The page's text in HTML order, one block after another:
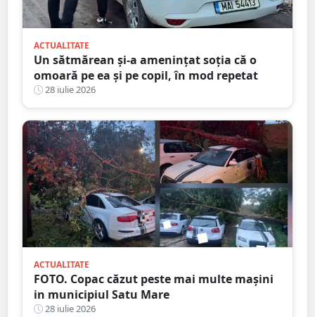
ACTUALITATE
Un sătmărean și-a amenințat soția că o
omoară pe ea și pe copil, în mod repetat
28 iulie 2026
ACTUALITATE
FOTO. Copac căzut peste mai multe mașini
in municipiul Satu Mare
28 iulie 2026